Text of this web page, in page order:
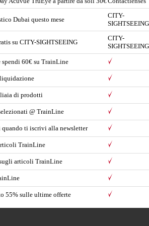
Dubai questo mese
CITY-
SIGHTSEEING
su CITY-SIGHTSEEING
CITY-
SIGHTSEEING
60€ su TrainLine
di prodotti
@ TrainLine
ti iscrivi alla newsletter
TrainLine
articoli TrainLine
55% sulle ultime offerte